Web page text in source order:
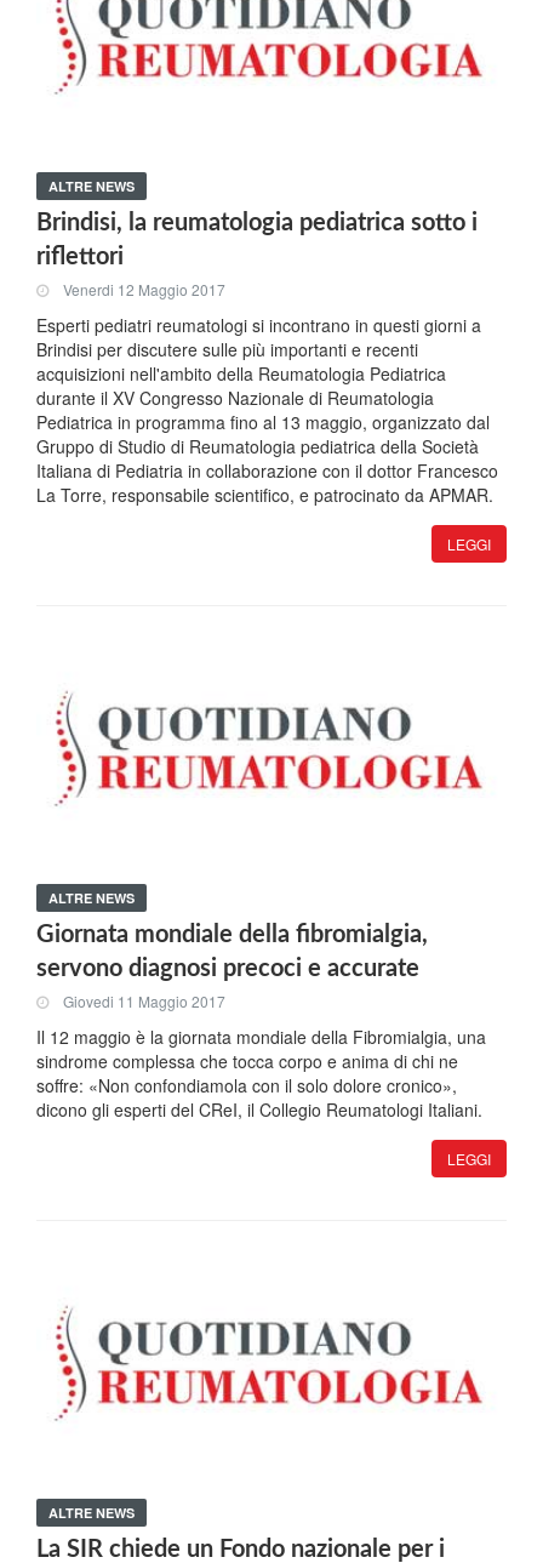
ALTRE NEWS
Brindisi, la reumatologia pediatrica sotto i
riflettori
Venerdi 12 Maggio 2017
Esperti pediatri reumatologi si incontrano in questi giorni a
Brindisi per discutere sulle più importanti e recenti
acquisizioni nell'ambito della Reumatologia Pediatrica
durante il XV Congresso Nazionale di Reumatologia
Pediatrica in programma fino al 13 maggio, organizzato dal
Gruppo di Studio di Reumatologia pediatrica della Società
Italiana di Pediatria in collaborazione con il dottor Francesco
La Torre, responsabile scientifico, e patrocinato da APMAR.
LEGGI
ALTRE NEWS
Giornata mondiale della fibromialgia,
servono diagnosi precoci e accurate
Giovedi 11 Maggio 2017
Il 12 maggio è la giornata mondiale della Fibromialgia, una
sindrome complessa che tocca corpo e anima di chi ne
soffre: «Non confondiamola con il solo dolore cronico»,
dicono gli esperti del CReI, il Collegio Reumatologi Italiani.
LEGGI
ALTRE NEWS
La SIR chiede un Fondo nazionale per i